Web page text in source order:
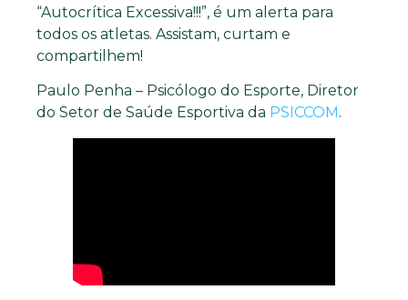
“Autocrítica Excessiva!!!”, é um alerta para
todos os atletas. Assistam, curtam e
compartilhem!
Paulo Penha – Psicólogo do Esporte, Diretor
do Setor de Saúde Esportiva da PSICCOM.